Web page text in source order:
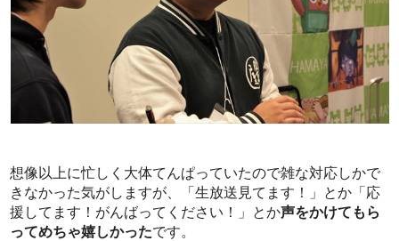
想像以上に忙しく大体てんぱっていたので雑な対応しかで
きなかった気がしますが、「生放送見てます！」とか「応
援してます！がんばってください！」とか声をかけてもら
ってめちゃ嬉しかったです。